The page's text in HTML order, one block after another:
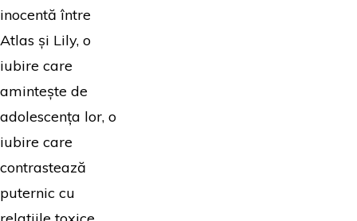
inocentă între
Atlas și Lily, o
iubire care
amintește de
adolescența lor, o
iubire care
contrastează
puternic cu